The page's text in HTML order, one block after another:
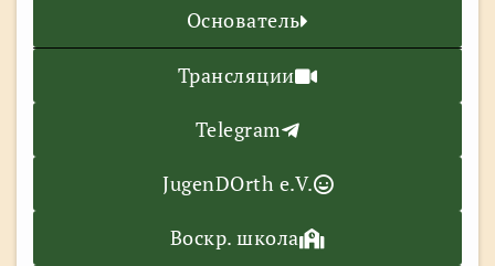
Основатель
Трансляции
Telegram
JugenDOrth e.V.
Воскр. школа